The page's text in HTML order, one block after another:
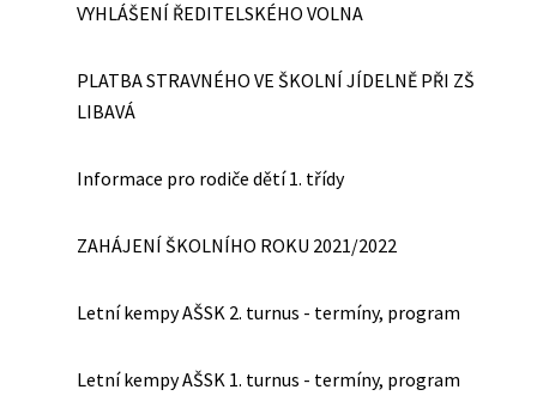
VYHLÁŠENÍ ŘEDITELSKÉHO VOLNA
PLATBA STRAVNÉHO VE ŠKOLNÍ JÍDELNĚ PŘI ZŠ
LIBAVÁ
Informace pro rodiče dětí 1. třídy
ZAHÁJENÍ ŠKOLNÍHO ROKU 2021/2022
Letní kempy AŠSK 2. turnus - termíny, program
Letní kempy AŠSK 1. turnus - termíny, program